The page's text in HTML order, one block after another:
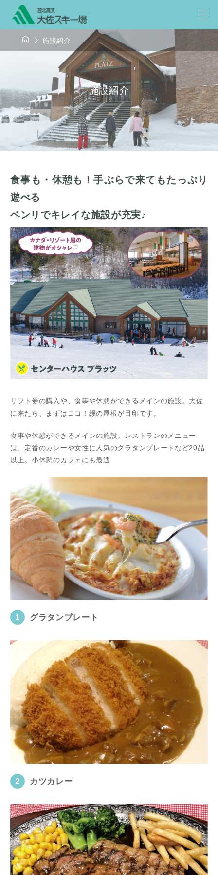
  施設紹介
施設紹介
食事も・休憩も！手ぶらで来てもたっぷり
遊べる
ベンリでキレイな施設が充実♪
リフト券の購入や、食事や休憩ができるメインの施設。大佐
に来たら、まずはココ！緑の屋根が目印です。
食事や休憩ができるメインの施設。レストランのメニュー
は、定番のカレーや女性に人気のグラタンプレートなど20品
以上。小休憩のカフェにも最適
1 グラタンプレート
2 カツカレー